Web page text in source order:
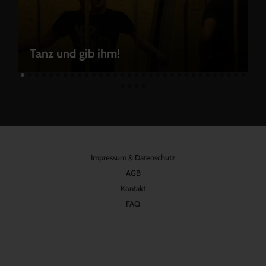
Tanz und gib ihm!
Impressum & Datenschutz
AGB
Kontakt
FAQ